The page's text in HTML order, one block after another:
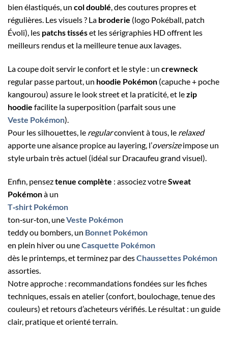
bien élastiqués, un col doublé, des coutures propres et
régulières. Les visuels ? La broderie (logo Pokéball, patch
Évoli), les patchs tisséset les sérigraphies HD offrent les
meilleurs rendus et la meilleure tenue aux lavages.
La coupe doit servir le confort et le style : un crewneck
regular passe partout, un hoodie Pokémon (capuche + poche
kangourou) assure le look street et la praticité, et lezip
hoodie facilite la superposition (parfait sous une
Veste Pokémon).
Pour les silhouettes, le regularconvient à tous, le relaxed
apporte une aisance propice au layering, l’oversizeimpose un
style urbain très actuel (idéal sur Dracaufeu grand visuel).
Enfin, penseztenue complète : associez votreSweat
Pokémonà un
T‑shirt Pokémon
ton‑sur‑ton, uneVeste Pokémon
teddy ou bombers, un Bonnet Pokémon
en plein hiver ou uneCasquette Pokémon
dès le printemps, et terminez par desChaussettes Pokémon
assorties.
Notre approche : recommandations fondées sur les fiches
techniques, essais en atelier (confort, boulochage, tenue des
couleurs) et retours d’acheteurs vérifiés. Le résultat : un guide
clair, pratique et orienté terrain.